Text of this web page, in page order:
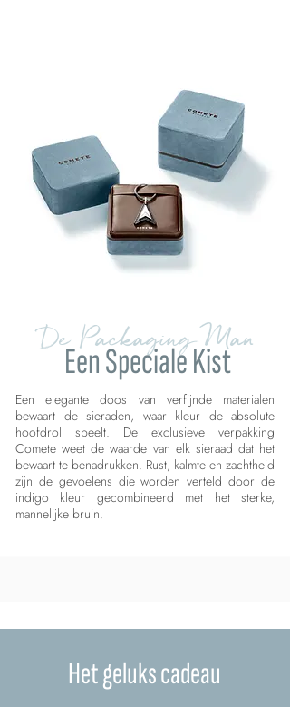
De Packaging Man
Een Speciale Kist
Een elegante doos van verfijnde materialen
bewaart de sieraden, waar kleur de absolute
hoofdrol speelt. De exclusieve verpakking
Comete weet de waarde van elk sieraad dat het
bewaart te benadrukken. Rust, kalmte en zachtheid
zijn de gevoelens die worden verteld door de
indigo kleur gecombineerd met het sterke,
mannelijke bruin.
Het geluks cadeau